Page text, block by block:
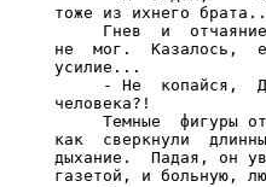
тоже из ихнего
Гнев  и
не  мог.  Казалось,
усилие...
- Не  копайся,
человека?!
Темные  фигуры
как  сверкнули
дыхание.  Падая, он
газетой, и больную,